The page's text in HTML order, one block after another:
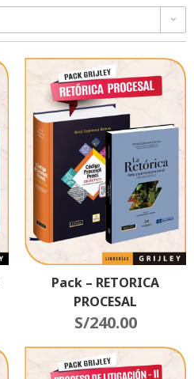
Pack – RETORICA
PROCESAL
S/240.00